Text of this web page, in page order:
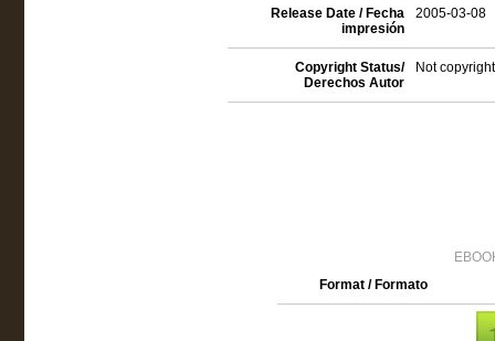
Release Date / Fecha
impresión
2005-03-08
Copyright Status/
Derechos Autor
Not
Format / Formato